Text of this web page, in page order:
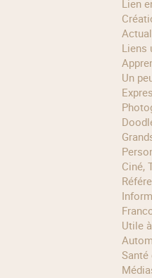
Lien
Un
Utile